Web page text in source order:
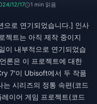
12/17 1 min 읽음
으로 연기되었습니다.] 인사
젝트는 아직 제작 중이지
이 내부적으로 연기되었습
론은 이 프로젝트에 대한
7'이 Ubisoft에서 두 작품
는 시리즈의 정통 속편(코드
이어 게임 프로젝트(코드